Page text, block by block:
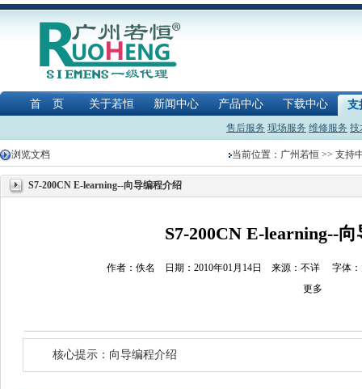
首 页 关于若恒 新闻中心 产品中心 下载中心 支
售后服务 现场服务 维修服务 技
浏览文档 当前位置： 广州若恒 >> 支持
S7-200CN E-learning--向导编程介绍
S7-200CN E-learning--
作者：佚名 日期：2010年01月14日 来源：不详 字体：
更多
核心提示：向导编程介绍